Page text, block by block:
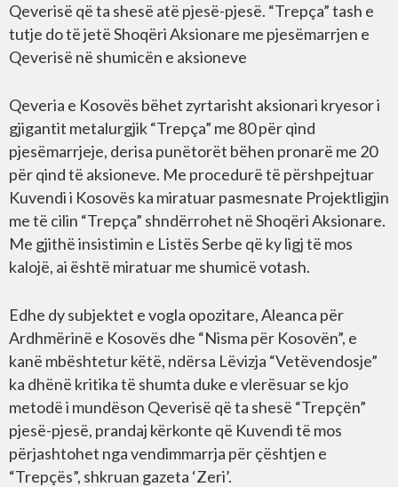
Qeverisë që ta shesë atë pjesë-pjesë. “Trepça” tash e
tutje do të jetë Shoqëri Aksionare me pjesëmarrjen e
Qeverisë në shumicën e aksioneve
Qeveria e Kosovës bëhet zyrtarisht aksionari kryesor i
gjigantit metalurgjik “Trepça” me 80 për qind
pjesëmarrjeje, derisa punëtorët bëhen pronarë me 20
për qind të aksioneve. Me procedurë të përshpejtuar
Kuvendi i Kosovës ka miratuar pasmesnate Projektligjin
me të cilin “Trepça” shndërrohet në Shoqëri Aksionare.
Me gjithë insistimin e Listës Serbe që ky ligj të mos
kalojë, ai është miratuar me shumicë votash.
Edhe dy subjektet e vogla opozitare, Aleanca për
Ardhmërinë e Kosovës dhe “Nisma për Kosovën”, e
kanë mbështetur këtë, ndërsa Lëvizja “Vetëvendosje”
ka dhënë kritika të shumta duke e vlerësuar se kjo
metodë i mundëson Qeverisë që ta shesë “Trepçën”
pjesë-pjesë, prandaj kërkonte që Kuvendi të mos
përjashtohet nga vendimmarrja për çështjen e
“Trepçës”, shkruan gazeta ‘Zeri’.